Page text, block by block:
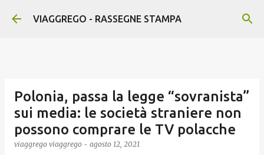
Passa ai contenuti principali
VIAGGREGO - RASSEGNE STAMPA
Polonia, passa la legge “sovranista”
sui media: le società straniere non
possono comprare le TV polacche
viaggrego viaggrego - agosto 12, 2021